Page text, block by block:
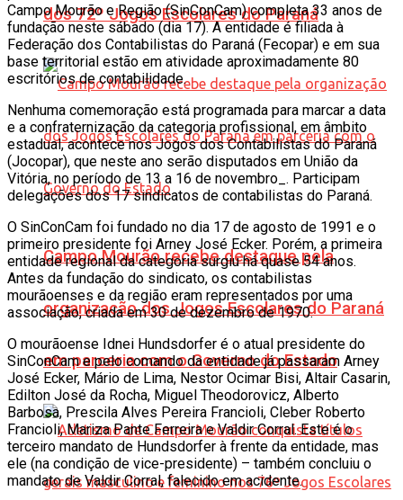
dos 72º Jogos Escolares do Paraná
Campo Mourão recebe destaque pela
organização dos Jogos Escolares do Paraná
em parceria com o Governo do Estado
Campo Mourão e Região (SinConCam) completa 33 anos de
fundação neste sábado (dia 17). A entidade é filiada à
Federação dos Contabilistas do Paraná (Fecopar) e em sua
base territorial estão em atividade aproximadamente 80
escritórios de contabilidade.
Nenhuma comemoração está programada para marcar a data
e a confraternização da categoria profissional, em âmbito
estadual, acontece nos Jogos dos Contabilistas do Paraná
(Jocopar), que neste ano serão disputados em União da
Vitória, no período de 13 a 16 de novembro_. Participam
delegações dos 17 sindicatos de contabilistas do Paraná.
O SinConCam foi fundado no dia 17 de agosto de 1991 e o
primeiro presidente foi Arney José Ecker. Porém, a primeira
entidade regional da categoria surgiu há quase 54 anos.
Antes da fundação do sindicato, os contabilistas
mourãoenses e da região eram representados por uma
associação, criada em 30 de dezembro de 1970.
O mourãoense Idnei Hundsdorfer é o atual presidente do
SinConCam e pelo comando da entidade já passaram Arney
José Ecker, Mário de Lima, Nestor Ocimar Bisi, Altair Casarin,
Edilton José da Rocha, Miguel Theodorovicz, Alberto
Barbosa, Prescila Alves Pereira Francioli, Cleber Roberto
Francioli, Mariza Pante Ferreira e Valdir Corral. Este é o
terceiro mandato de Hundsdorfer à frente da entidade, mas
ele (na condição de vice-presidente) – também concluiu o
mandato de Valdir Corral, falecido em acidente.